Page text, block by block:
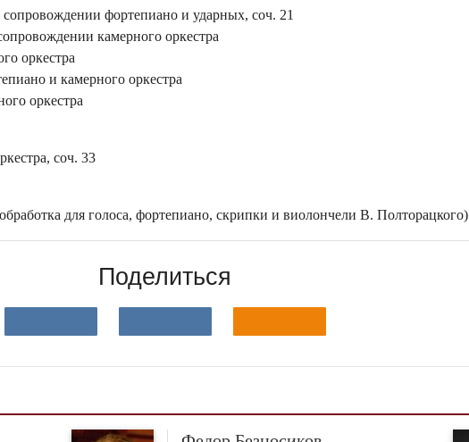
фортепиано и ударных, соч. 21
камерного оркестра
оркестра
и камерного оркестра
оркестра
соч. 33
для голоса, фортепиано, скрипки и виолончели В. Полторацкого)
Поделиться